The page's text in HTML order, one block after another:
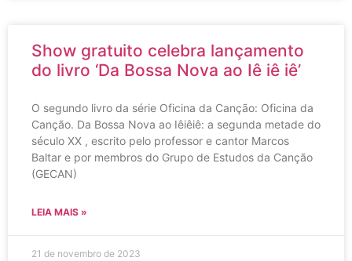
Show gratuito celebra lançamento
do livro ‘Da Bossa Nova ao Iê iê iê’
O segundo livro da série Oficina da Canção: Oficina da
Canção. Da Bossa Nova ao Iêiêiê: a segunda metade do
século XX , escrito pelo professor e cantor Marcos
Baltar e por membros do Grupo de Estudos da Canção
(GECAN)
LEIA MAIS »
21 de novembro de 2023